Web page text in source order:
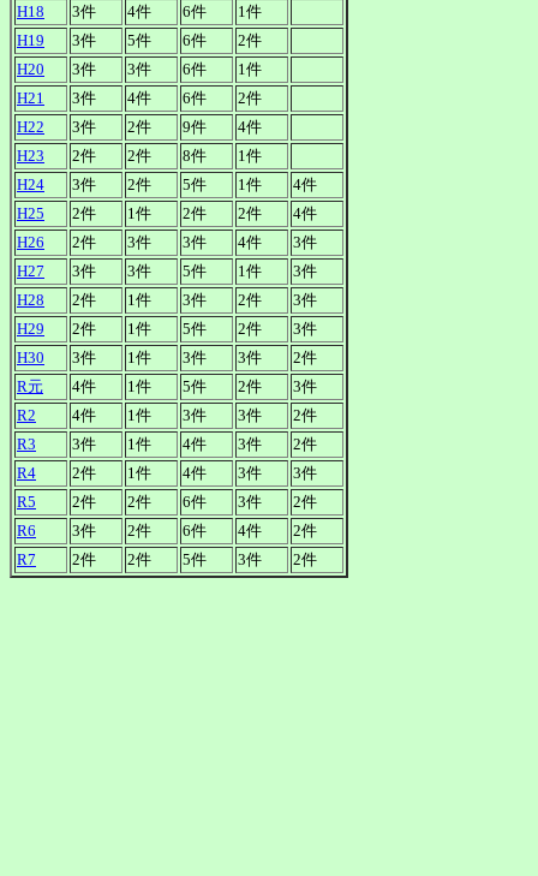
H18
3件 4件 6件
1件
H19
3件 5件 6件
2件
H20
3件 3件 6件
1件
H21
3件 4件 6件
2件
H22
3件 2件 9件
4件
H23
2件 2件 8件
1件
H24
3件 2件 5件 1件
4件
H25
2件 1件 2件 2件
4件
H26
2件 3件 3件 4件
3件
H27
3件 3件 5件 1件
3件
H28
2件 1件 3件 2件
3件
H29
2件 1件 5件 2件
3件
H30
3件 1件 3件 3件
2件
R元
4件 1件 5件 2件
3件
R2
4件 1件 3件 3件
2件
R3
3件 1件 4件 3件
2件
R4
2件 1件 4件 3件
3件
R5
2件 2件 6件 3件
2件
R6
3件 2件 6件 4件
2件
R7
2件 2件 5件 3件 2件